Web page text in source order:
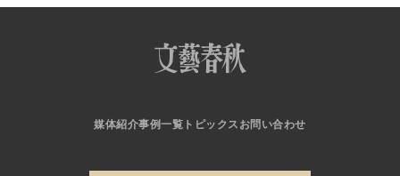
媒体紹介事例一覧 トピックス お問い合わせ